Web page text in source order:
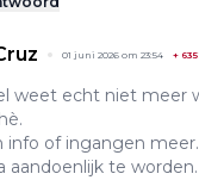
01 juni 2026 om 23:54 +
weet echt niet meer
info of ingangen meer.
aandoenlijk te worden.